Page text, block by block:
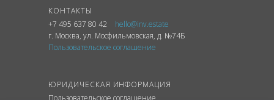
КОНТАКТЫ
+7 495 637 80 42
hello@inv.estate
г. Москва, ул. Мосфильмовская, д. №74Б
Пользовательское соглашение
ЮРИДИЧЕСКАЯ ИНФОРМАЦИЯ
Пользовательское соглашение